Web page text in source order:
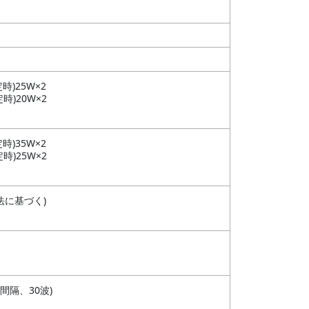
)25W×2
時)20W×2
)35W×2
時)25W×2
に基づく)
隔、30波)